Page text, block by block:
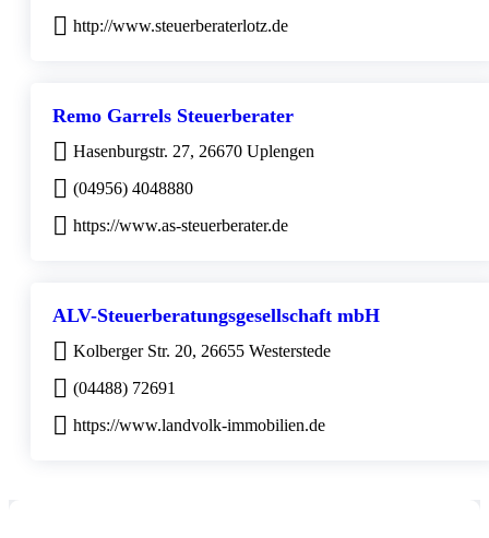
http://www.steuerberaterlotz.de
Remo Garrels Steuerberater
Hasenburgstr. 27, 26670 Uplengen
(04956) 4048880
https://www.as-steuerberater.de
ALV-Steuerberatungsgesellschaft mbH
Kolberger Str. 20, 26655 Westerstede
(04488) 72691
https://www.landvolk-immobilien.de